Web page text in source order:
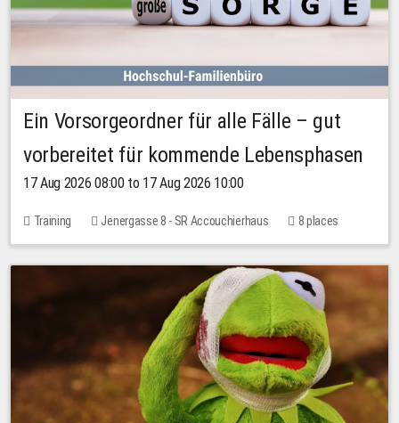
Ein Vorsorgeordner für alle Fälle – gut
vorbereitet für kommende Lebensphasen
17 Aug 2026 08:00 to 17 Aug 2026 10:00
Training Jenergasse 8 - SR Accouchierhaus 8 places